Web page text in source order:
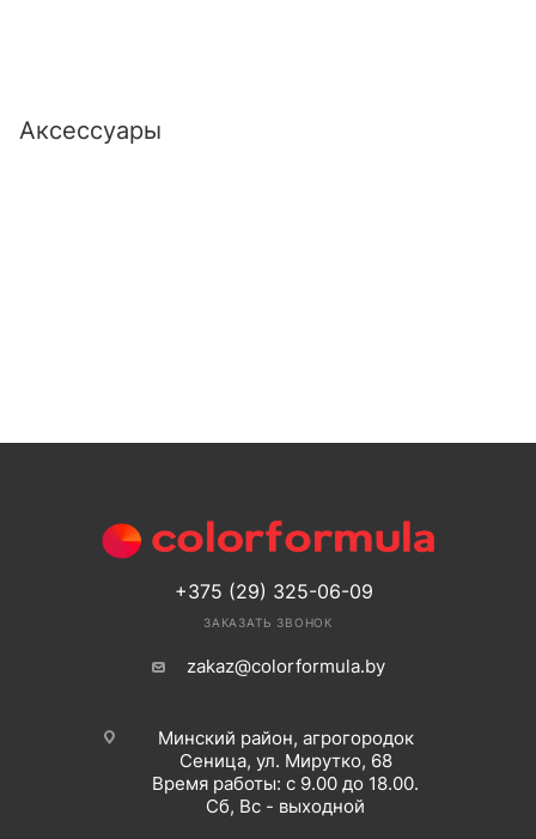
Аксессуары
+375 (29) 325-06-09
ЗАКАЗАТЬ ЗВОНОК
zakaz@colorformula.by
Минский район, агрогородок
Сеница, ул. Мирутко, 68
Время работы: с 9.00 до 18.00.
Сб, Вс - выходной